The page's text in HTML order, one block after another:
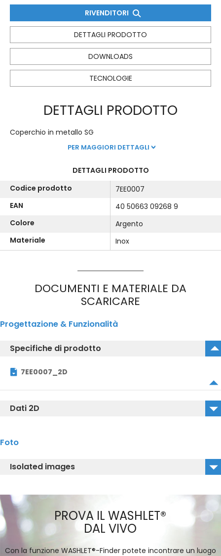
RIVENDITORI
DETTAGLI PRODOTTO
DOWNLOADS
TECNOLOGIE
DETTAGLI PRODOTTO
Coperchio in metallo SG
PER MAGGIORI DETTAGLI
DETTAGLI PRODOTTO
Codice prodotto
7EE0007
EAN
40 50663 09268 9
Colore
Argento
Materiale
Inox
DOCUMENTI E MATERIALE DA
SCARICARE
Progettazione & Funzionalità
Specifiche di prodotto
7EE0007_2D
Dati 2D
Foto
Isolated images
PROVA IL WASHLET®
DAL VIVO
Con la funzione WASHLET®-Finder potete incontrare un luogo